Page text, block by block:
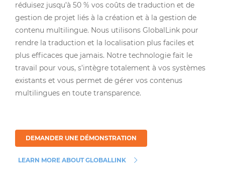
réduisez jusqu’à 50 % vos coûts de traduction et de
gestion de projet liés à la création et à la gestion de
contenu multilingue. Nous utilisons GlobalLink pour
rendre la traduction et la localisation plus faciles et
plus efficaces que jamais. Notre technologie fait le
travail pour vous, s’intègre totalement à vos systèmes
existants et vous permet de gérer vos contenus
multilingues en toute transparence.
DEMANDER UNE DÉMONSTRATION
LEARN MORE ABOUT GLOBALLINK